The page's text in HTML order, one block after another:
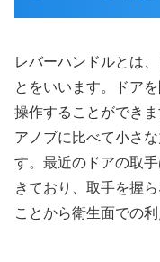
レバーハンドルとは
とをいいます。ドア
操作することができ
アノブに比べて小さ
す。最近のドアの取
きており、取手を握
ことから衛生面での利